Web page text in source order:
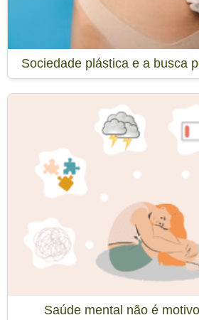
Sociedade plástica e a busca
Saúde mental não é